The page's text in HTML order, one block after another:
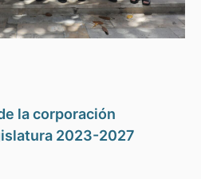
la corporación
2023-2027